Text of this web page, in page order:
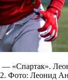
«Спартак».
Фото: Леонид